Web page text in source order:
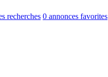
recherches 0 annonces favorites